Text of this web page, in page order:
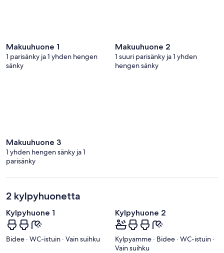
Makuuhuone 1
1 parisänky ja 1 yhden hengen
sänky
Makuuhuone 2
1 suuri parisänky ja 1 yhden
hengen sänky
Makuuhuone 3
1 yhden hengen sänky ja 1
parisänky
2 kylpyhuonetta
Kylpyhuone 1
Bidee · WC-istuin · Vain suihku
Kylpyhuone 2
Kylpyamme · Bidee · WC-istuin ·
Vain suihku